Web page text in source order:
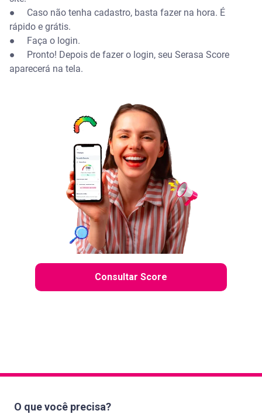
● Caso não tenha cadastro, basta fazer na hora. É
rápido e grátis.
●
Faça o login.
●
Pronto! Depois de fazer o login, seu Serasa Score
aparecerá na tela.
Consultar Score
O que você precisa?